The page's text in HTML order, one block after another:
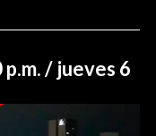
/ jueves 6